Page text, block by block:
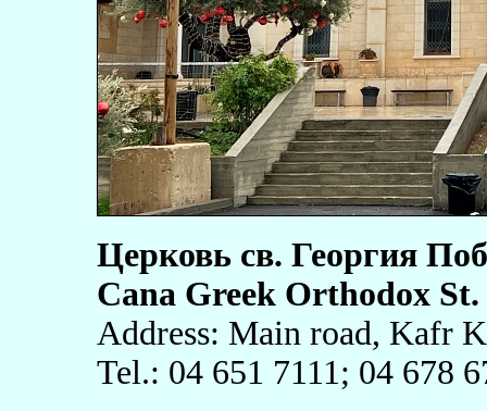
Церковь св. Георгия
Cana Greek Orthodox
Address: Main road, Kafr
Tel.: 04 651 7111; 04 678